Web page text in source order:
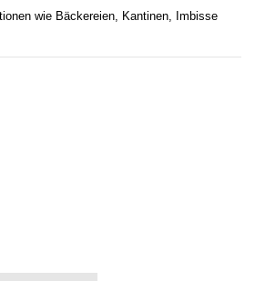
wie Bäckereien, Kantinen, Imbisse